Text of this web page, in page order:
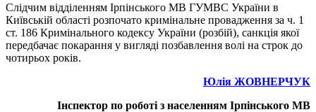
Слідчим відділенням Ірпінського МВ ГУМВС України в
Київській області розпочато кримінальне провадження за ч. 1
ст. 186 Кримінального кодексу України (розбій), санкція якої
передбачає покарання у вигляді позбавлення волі на строк до
чотирьох років.
Юлія ЖОВНЕРЧУК
Інспектор по роботі з населенням Ірпінського МВ